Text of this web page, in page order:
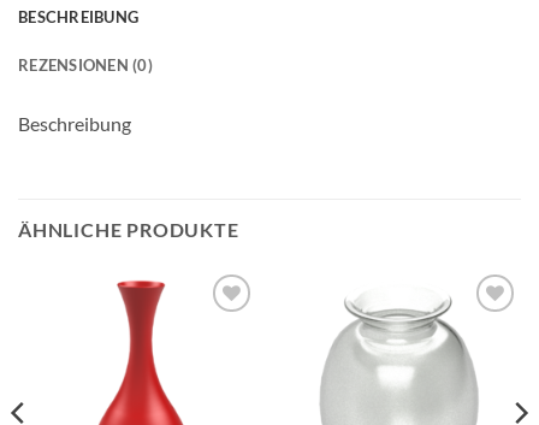
BESCHREIBUNG
REZENSIONEN (0)
Beschreibung
ÄHNLICHE PRODUKTE
wishlist